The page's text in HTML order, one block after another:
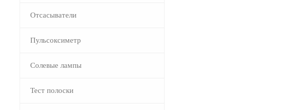
Отсасыватели
Пульсоксиметр
Солевые лампы
Тест полоски